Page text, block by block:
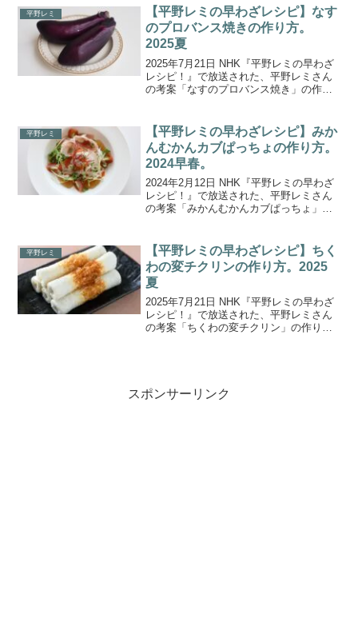
ミさんがオススメする10大調味料で超簡
単激ウマご飯が大...
平野レミ
【平野レミの早わざレシピ】なす
のプロバンス焼きの作り方。
2025夏
2025年7月21日 NHK『平野レミの早わざ
レシピ！』で放送された、平野レミさん
の考案「なすのプロバンス焼き」の作り
ドキの「海の日」生放送！今回も世間を
ザワつかせるび...
平野レミ
【平野レミの早わざレシピ】みか
んむかんカブぱっちょの作り方。
2024早春。
2024年2月12日 NHK『平野レミの早わざ
レシピ！』で放送された、平野レミさん
の考案「みかんむかんカブぱっちょ」の
どきどきの生放送「平野レミの早わざレ
シピ！」。放送...
平野レミ
【平野レミの早わざレシピ】ちく
わの変チクリンの作り方。2025
夏
2025年7月21日 NHK『平野レミの早わざ
レシピ！』で放送された、平野レミさん
の考案「ちくわの変チクリン」の作り方
スポンサーリンク